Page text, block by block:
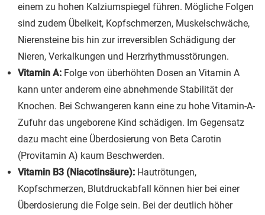
einem zu hohen Kalziumspiegel führen. Mögliche Folgen
sind zudem Übelkeit, Kopfschmerzen, Muskelschwäche,
Nierensteine bis hin zur irreversiblen Schädigung der
Nieren, Verkalkungen und Herzrhythmusstörungen.
Vitamin A: Folge von überhöhten Dosen an Vitamin A
kann unter anderem eine abnehmende Stabilität der
Knochen. Bei Schwangeren kann eine zu hohe Vitamin-A-
Zufuhr das ungeborene Kind schädigen. Im Gegensatz
dazu macht eine Überdosierung von Beta Carotin
(Provitamin A) kaum Beschwerden.
Vitamin B3 (Niacotinsäure): Hautrötungen,
Kopfschmerzen, Blutdruckabfall können hier bei einer
Überdosierung die Folge sein. Bei der deutlich höher